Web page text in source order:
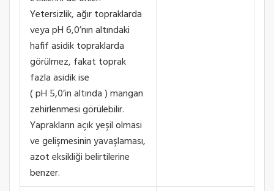
Yetersizlik, ağır topraklarda
veya pH 6,0’nın altındaki
hafif asidik topraklarda
görülmez, fakat toprak
fazla asidik ise
( pH 5,0’in altında ) mangan
zehirlenmesi görülebilir.
Yaprakların açık yeşil olması
ve gelişmesinin yavaşlaması,
azot eksikliği belirtilerine
benzer.